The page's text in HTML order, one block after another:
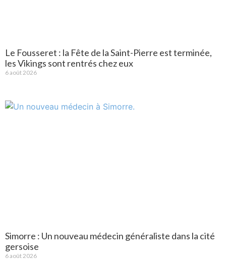
Le Fousseret : la Fête de la Saint-Pierre est terminée,
les Vikings sont rentrés chez eux
6 août 2026
Simorre : Un nouveau médecin généraliste dans la cité
gersoise
6 août 2026